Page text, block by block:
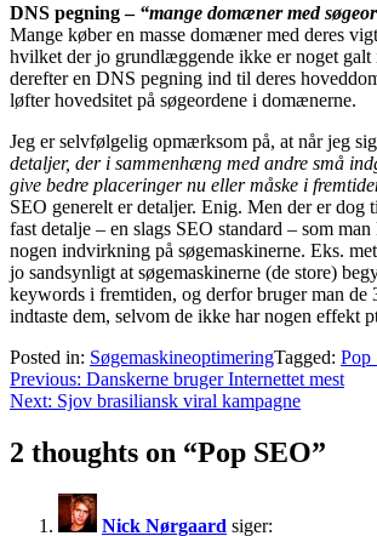
DNS pegning –“mange domæner med
Mange køber en masse domæner med deres
hvilket der jo grundlæggende ikke er noget galt
derefter en DNS pegning ind til deres
løfter hovedsitet på søgeordene i domænerne.
Jeg er selvfølgelig opmærksom på, at når jeg
detaljer, der i sammenhæng med andre små
give bedre placeringer nu eller måske i
SEO generelt er detaljer. Enig. Men der er dog
fast detalje – en slags SEO standard – som
nogen indvirkning på søgemaskinerne. Eks.
jo sandsynligt at søgemaskinerne (de store)
keywords i fremtiden, og derfor bruger man de
indtaste dem, selvom de ikke har nogen effekt
Posted in: SøgemaskineoptimeringTagged: Pop
Indlægsnavigation
Previous: Danskerne bruger Internettet mest
Next: Sjov brasiliansk viral kampagne
2 thoughts on “Pop SEO”
Nick Nørgaard siger: